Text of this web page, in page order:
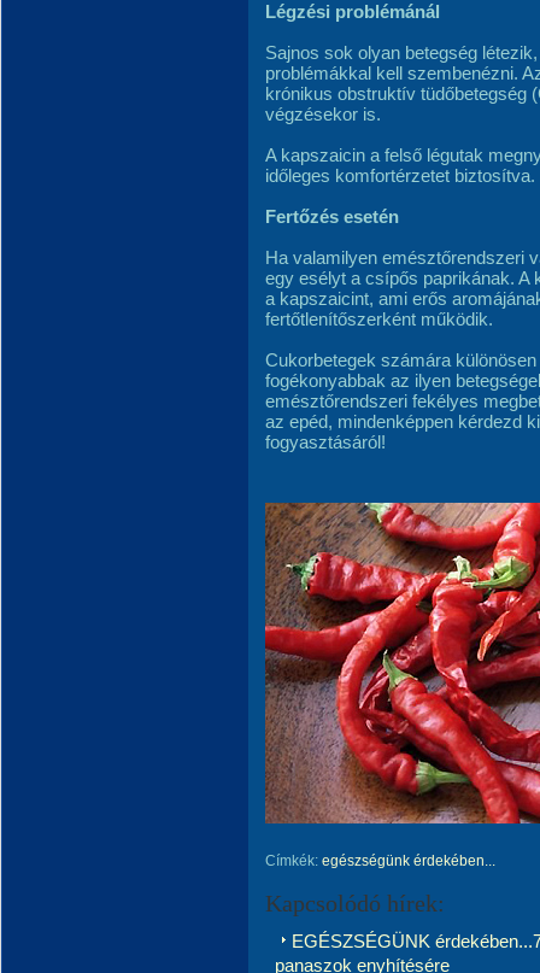
Légzési problémánál
Sajnos sok olyan betegség
problémákkal kell szembenézni.
krónikus obstruktív tüdőbetegség
végzésekor is.
A kapszaicin a felső légutak
időleges komfortérzetet biztosítva.
Fertőzés esetén
Ha valamilyen emésztőrendszeri
egy esélyt a csípős paprikának. A
a kapszaicint, ami erős
fertőtlenítőszerként működik.
Cukorbetegek számára
fogékonyabbak az ilyen
emésztőrendszeri fekélyes
az epéd, mindenképpen kérdezd
fogyasztásáról!
Címkék: egészségünk érdekében...
Kapcsolódó hírek:
EGÉSZSÉGÜNK
panaszok enyhítésére